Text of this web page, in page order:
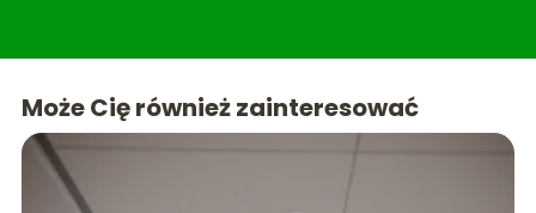
domu jeszcze przyjemniejszym. Teraso to miejsce,
idealne kompendium dla każdego miłośnika
pięknych i funkcjonalnych przestrzeni.
Może Cię również zainteresować